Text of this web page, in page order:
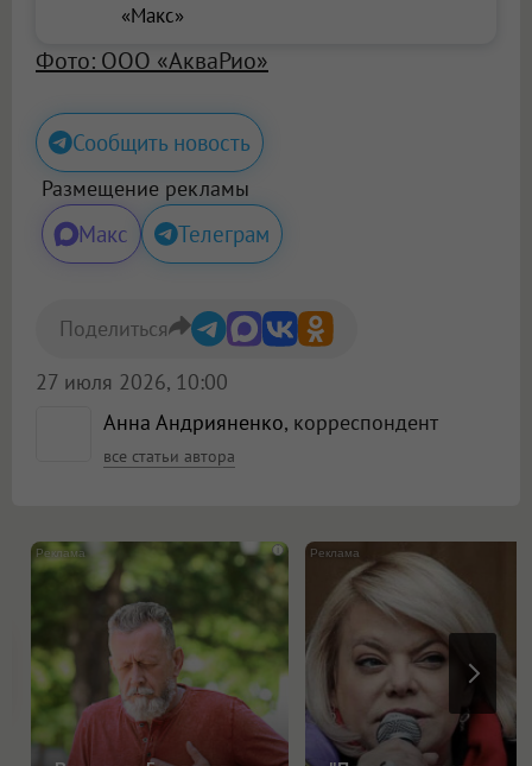
«Макс»
Фото: ООО «АкваРио»
Сообщить новость
Размещение рекламы
Макс Телеграм
Анна Андрияненко, корреспондент
все статьи автора
27 июля 2026, 10:00
Поделиться
i